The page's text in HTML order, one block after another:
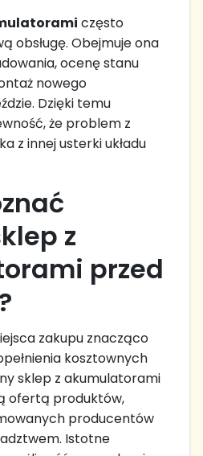
często
obsługę. Obejmuje ona
ocenę stanu
nowego
Dzięki temu
że problem z
z innej usterki układu
z
przed
zakupu znacząco
kosztownych
sklep z akumulatorami
ofertą produktów,
producentów
Istotne